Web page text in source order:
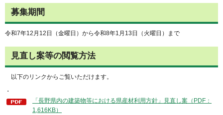
募集期間
令和7年12月12日（金曜日）から令和8年1月13日（火曜日）まで
見直し案等の閲覧方法
以下のリンクからご覧いただけます。
・
「長野県内の建築物等における県産材利用方針」見直し案（PDF：
1,616KB）